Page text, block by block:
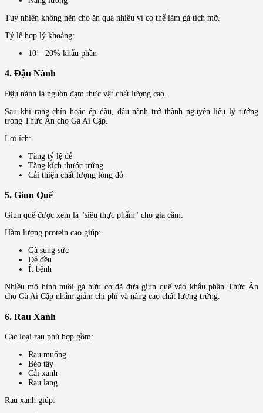
Tuy nhiên không nên cho ăn quá nhiều vì có thể làm gà tích mỡ.
Tỷ lệ hợp lý khoảng:
10 – 20% khẩu phần
4. Đậu Nành
Đậu nành là nguồn đạm thực vật chất lượng cao.
Sau khi rang chín hoặc ép dầu, đậu nành trở thành nguyên liệu lý tưởng
trong Thức Ăn cho Gà Ai Cập.
Lợi ích:
Tăng tỷ lệ đẻ
Tăng kích thước trứng
Cải thiện chất lượng lòng đỏ
5. Giun Quế
Giun quế được xem là "siêu thực phẩm" cho gia cầm.
Hàm lượng protein cao giúp:
Gà sung sức
Đẻ đều
Ít bệnh
Nhiều mô hình nuôi gà hữu cơ đã đưa giun quế vào khẩu phần Thức Ăn
cho Gà Ai Cập nhằm giảm chi phí và nâng cao chất lượng trứng.
6. Rau Xanh
Các loại rau phù hợp gồm:
Rau muống
Bèo tây
Cải xanh
Rau lang
Rau xanh giúp: